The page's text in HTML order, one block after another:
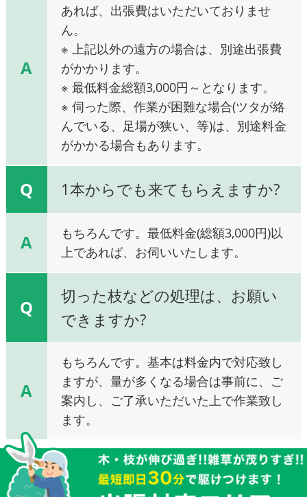
A
あれば、出張費はいただいておりませ
ん。
※ 上記以外の遠方の場合は、別途出張費
がかかります。
※ 最低料金総額3,000円～となります。
※ 伺った際、作業が困難な場合(ツタが絡
んでいる、足場が狭い、等)は、別途料金
がかかる場合もあります。
Q 1本からでも来てもらえますか?
A
もちろんです。最低料金(総額3,000円)以
上であれば、お伺いいたします。
Q
切った枝などの処理は、お願い
できますか?
A
もちろんです。基本は料金内で対応致し
ますが、量が多くなる場合は事前に、ご
案内し、ご了承いただいた上で作業致し
ます。